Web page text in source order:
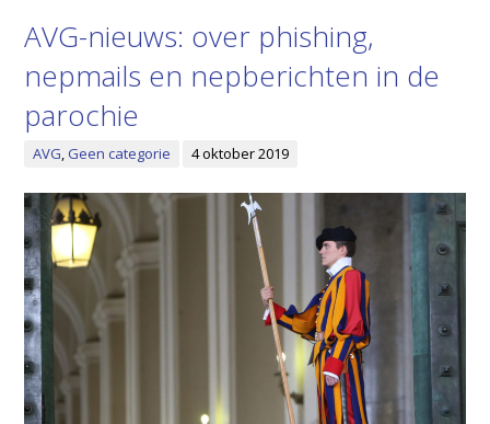
AVG-nieuws: over phishing,
nepmails en nepberichten in de
parochie
AVG, Geen categorie 4 oktober 2019